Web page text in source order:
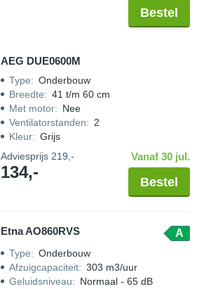
Bestel
AEG DUE0600M
Type: Onderbouw
Breedte: 41 t/m 60 cm
Met motor: Nee
Ventilatorstanden: 2
Kleur: Grijs
Adviesprijs 219,-
134,-
Vanaf 30 jul.
Bestel
Etna AO860RVS A
Type: Onderbouw
Afzuigcapaciteit: 303 m3/uur
Geluidsniveau: Normaal - 65 dB